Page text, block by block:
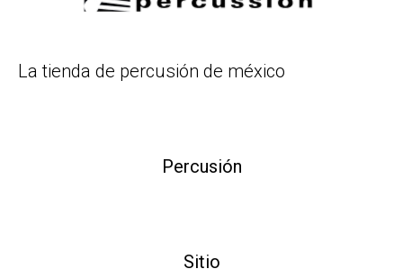
La tienda de percusión de méxico
Percusión
Sitio